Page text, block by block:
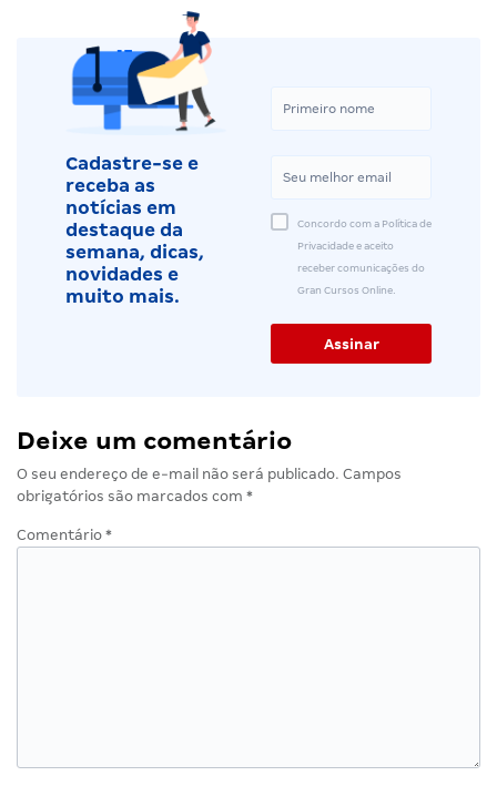
Cadastre-se e
receba as
notícias em
destaque da
semana, dicas,
novidades e
muito mais.
Concordo com a Política de
Privacidade e aceito
receber comunicações do
Gran Cursos Online.
Deixe um comentário
O seu endereço de e-mail não será publicado. Campos
obrigatórios são marcados com *
Comentário *